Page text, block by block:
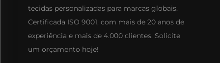
tecidas personalizadas para marcas globais.
Certificada ISO 9001, com mais de 20 anos de
experiência e mais de 4.000 clientes. Solicite
um orçamento hoje!